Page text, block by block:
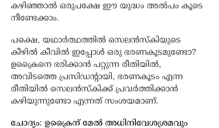
കഴിഞ്ഞാല്‍ ഒരുപക്ഷേ ഈ യുദ്ധം അല്‍പം കൂടെ
നീണ്ടേക്കാം.
പക്ഷെ, യഥാര്‍ത്ഥത്തില്‍ സെലന്‍സ്‌കിയുടെ
കീഴില്‍ കീവില്‍ ഇപ്പോള്‍ ഒരു ഭരണകൂടമുണ്ടോ?
ഉക്രൈനെ ഭരിക്കാന്‍ പറ്റുന്ന രീതിയില്‍,
അവിടത്തെ പ്രസിഡന്റായി, ഭരണകൂടം എന്ന
രീതിയില്‍ സെലന്‍സ്‌കിക്ക് പ്രവര്‍ത്തിക്കാന്‍
കഴിയുന്നുണ്ടോ എന്നത് സംശയമാണ്.
ചോദ്യം: ഉക്രൈന് മേല്‍ അധിനിവേശശ്രമവും